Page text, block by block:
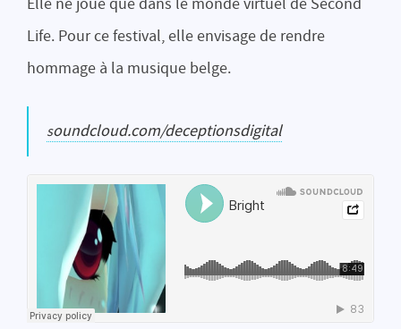
Elle ne joue que dans le monde virtuel de Second
Life. Pour ce festival, elle envisage de rendre
hommage à la musique belge.
soundcloud.com/deceptionsdigital